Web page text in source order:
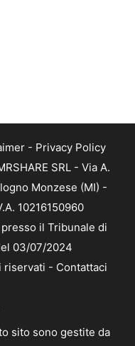
- Privacy Policy
SRL - Via A.
Monzese (MI) -
10216150960
il Tribunale di
03/07/2024
riservati - Contattaci
sito sono gestite da